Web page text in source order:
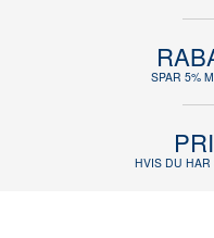
SPAR 5%
HVIS DU HAR